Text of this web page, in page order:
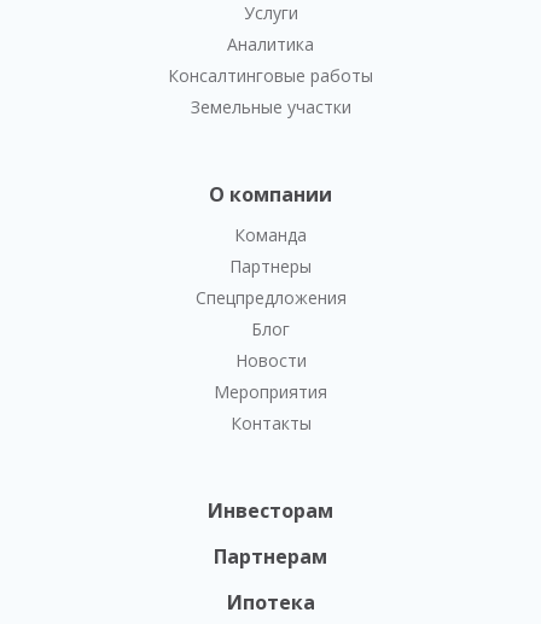
Услуги
Аналитика
Консалтинговые работы
Земельные участки
О компании
Команда
Партнеры
Спецпредложения
Блог
Новости
Мероприятия
Контакты
Инвесторам
Партнерам
Ипотека